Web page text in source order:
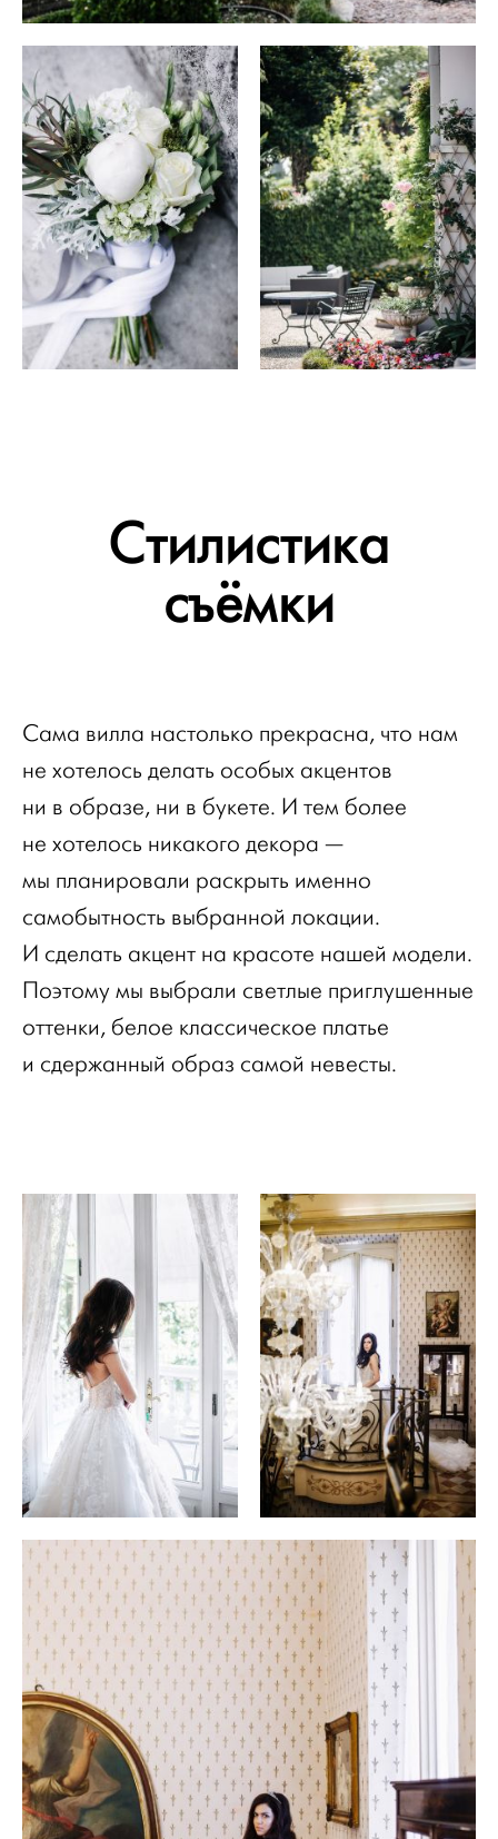
Стилистика
съёмки
Сама вилла настолько прекрасна, что нам
не хотелось делать особых акцентов
ни в образе, ни в букете. И тем более
не хотелось никакого декора —
мы планировали раскрыть именно
самобытность выбранной локации.
И сделать акцент на красоте нашей модели.
Поэтому мы выбрали светлые приглушенные
оттенки, белое классическое платье
и сдержанный образ самой невесты.